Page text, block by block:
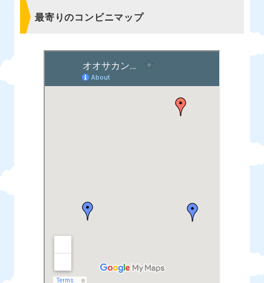
最寄りのコンビニマップ